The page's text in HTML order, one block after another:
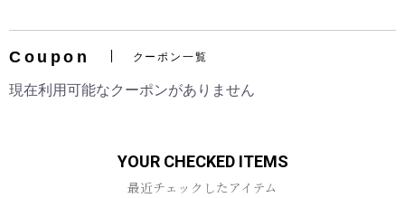
Coupon クーポン一覧
現在利用可能なクーポンがありません
YOUR CHECKED ITEMS
最近チェックしたアイテム